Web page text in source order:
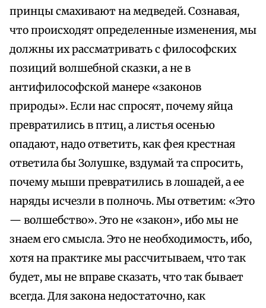
принцы смахивают на медведей. Сознавая,
что происходят определенные изменения, мы
должны их рассматривать с философских
позиций волшебной сказки, а не в
антифилософской манере «законов
природы». Если нас спросят, почему яйца
превратились в птиц, а листья осенью
опадают, надо ответить, как фея крестная
ответила бы Золушке, вздумай та спросить,
почему мыши превратились в лошадей, а ее
наряды исчезли в полночь. Мы ответим: «Это
— волшебство». Это не «закон», ибо мы не
знаем его смысла. Это не необходимость, ибо,
хотя на практике мы рассчитываем, что так
будет, мы не вправе сказать, что так бывает
всегда. Для закона недостаточно, как